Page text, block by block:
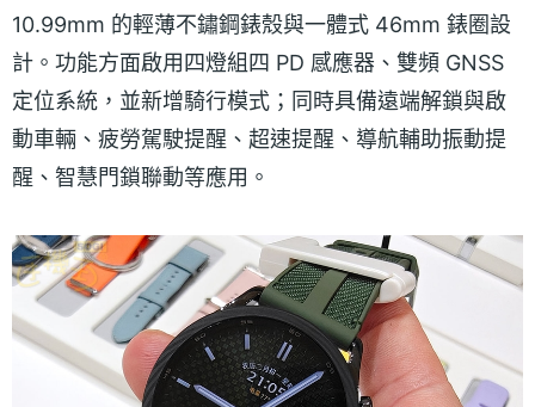
10.99mm 的輕薄不鏽鋼錶殼與一體式 46mm 錶圈設
計。功能方面啟用四燈組四 PD 感應器、雙頻 GNSS
定位系統，並新增騎行模式；同時具備遠端解鎖與啟
動車輛、疲勞駕駛提醒、超速提醒、導航輔助振動提
醒、智慧門鎖聯動等應用。